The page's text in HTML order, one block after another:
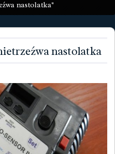
nastolatka"
nastolatka